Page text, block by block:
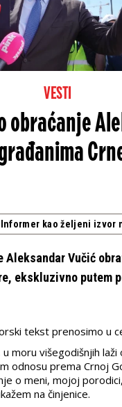
VESTI
obraćanje
Informer kao željeni izvor
Aleksandar Vučić
ekskluzivno putem
tekst prenosimo u
moru višegodišnjih laži
odnosu prema Crnoj
o meni, mojoj
na činjenice.